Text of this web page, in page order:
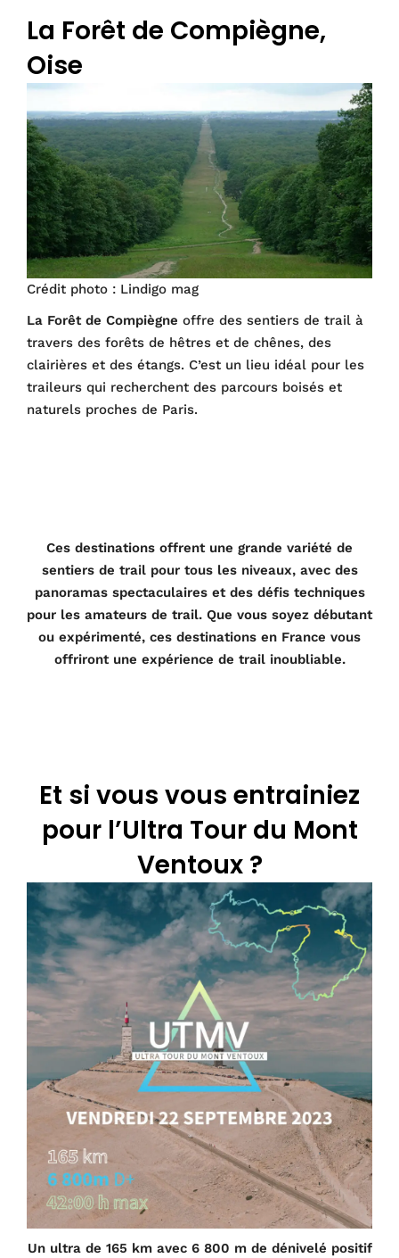
La Forêt de Compiègne,
Oise
Crédit photo : Lindigo mag
La Forêt de Compiègne offre des sentiers de trail à
travers des forêts de hêtres et de chênes, des
clairières et des étangs. C’est un lieu idéal pour les
traileurs qui recherchent des parcours boisés et
naturels proches de Paris.
Ces destinations offrent une grande variété de
sentiers de trail pour tous les niveaux, avec des
panoramas spectaculaires et des défis techniques
pour les amateurs de trail. Que vous soyez débutant
ou expérimenté, ces destinations en France vous
offriront une expérience de trail inoubliable.
Et si vous vous entrainiez
pour l’Ultra Tour du Mont
Ventoux ?
Un ultra de 165 km avec 6 800 m de dénivelé positif